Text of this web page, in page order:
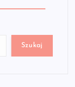
Szukaj